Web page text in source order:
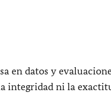
en datos y
integridad ni la